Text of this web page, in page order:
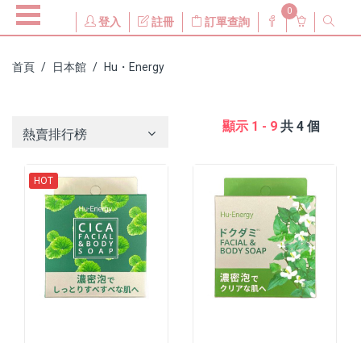
登入 註冊 訂單查詢
0
首頁 日本館 Hu・Energy
熱賣排行榜
顯示 1 - 9 共 4 個
HOT